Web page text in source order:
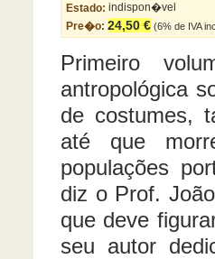
Estado: indispon�vel
Pre�o: 24,50 € (6% de IVA
Primeiro
antropológica
de costumes,
até que
populações
diz o Prof.
que deve
seu autor